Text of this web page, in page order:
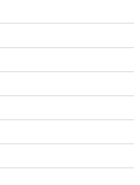
する敵が増えてきますが、中
で低下させてくるものもいて非
ういった妨害をものともせず
できるます。
まで。無効ではないので過信は
との体力が高いので波動軽減
いて猛威を振るえるシチュエー
のともせずににゃんまが突っ込
れることで、味方全体の被ダ